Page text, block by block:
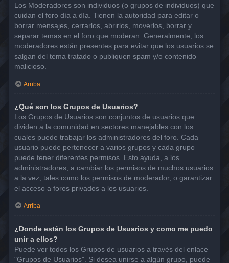
Los Moderadores son individuos (o grupos de individuos) que
cuidan el foro día a día. Tienen la autoridad para editar o
borrar mensajes, cerrarlos, abrirlos, moverlos, borrar y
separar temas en el foro que moderan. Generalmente, los
moderadores están presentes para evitar que los usuarios se
salgan del tema tratado o publiquen spam y/o contenido
malicioso.
Arriba
¿Qué son los Grupos de Usuarios?
Los Grupos de Usuarios son conjuntos de usuarios que
dividen a la comunidad en sectores manejables con los
cuales puede trabajar los administradores del foro. Cada
usuario puede pertenecer a varios grupos y cada grupo
puede tener diferentes permisos. Esto ayuda, a los
administradores, a cambiar los permisos de muchos usuarios
a la vez, tales como los permisos de moderador, o garantizar
el acceso a foros privados a los usuarios.
Arriba
¿Donde están los Grupos de Usuarios y como me puedo
unir a ellos?
Puede ver todos los Grupos de usuarios a través del enlace
"Grupos de Usuarios". Si desea unirse a algún grupo, puede